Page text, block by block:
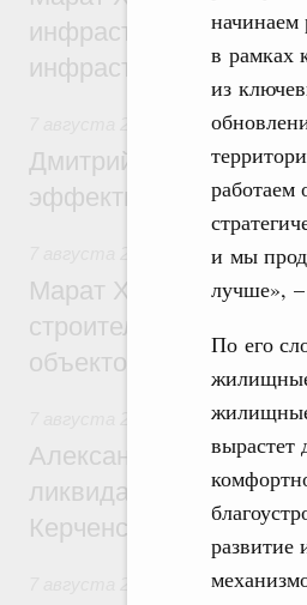
начинаем
в рамках
из
работаем
и мы
лучше»,
По его
вырастет
развитие
инфраструктуры
инфраструктурным
Развитие
Дмитрий Патрушев:
эффективность
Экономика
Марат Хуснуллин:
строительство и
объектов
Чрезвычайные
Александр Козлов
ликвидации
Керченском проливе
Среднее